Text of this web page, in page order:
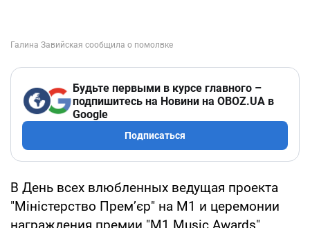
Будьте первыми в курсе главного –
подпишитесь на Новини на OBOZ.UA в
Google
Подписаться
В День всех влюбленных ведущая проекта
"Міністерство Прем’єр" на М1 и церемонии
награждения премии "M1 Music Awards"